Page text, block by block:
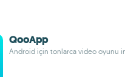
QooApp
Android için tonlarca video oyunu